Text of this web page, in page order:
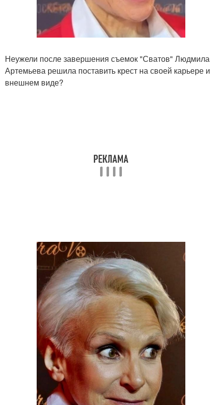
Неужели после завершения съемок "Сватов" Людмила
Артемьева решила поставить крест на своей карьере и
внешнем виде?